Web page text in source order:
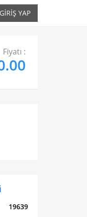
GİRİŞ YAP
Fiyatı :
19639